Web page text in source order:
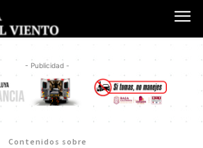
- Publicidad -
Contenidos sobre